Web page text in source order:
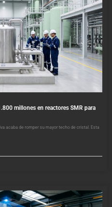
millones en reactores SMR para
acaba de romper su mayor techo de cristal. Esta